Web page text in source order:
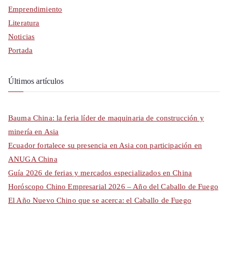
Emprendimiento
Literatura
Noticias
Portada
Últimos artículos
Bauma China: la feria líder de maquinaria de construcción y
minería en Asia
Ecuador fortalece su presencia en Asia con participación en
ANUGA China
Guía 2026 de ferias y mercados especializados en China
Horóscopo Chino Empresarial 2026 – Año del Caballo de Fuego
El Año Nuevo Chino que se acerca: el Caballo de Fuego